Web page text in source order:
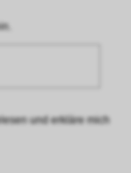
und erkläre mich